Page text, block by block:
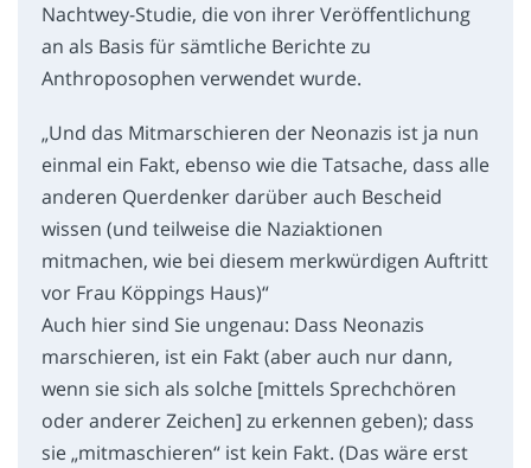
Nachtwey-Studie, die von ihrer Veröffentlichung
an als Basis für sämtliche Berichte zu
Anthroposophen verwendet wurde.
„Und das Mitmarschieren der Neonazis ist ja nun
einmal ein Fakt, ebenso wie die Tatsache, dass alle
anderen Querdenker darüber auch Bescheid
wissen (und teilweise die Naziaktionen
mitmachen, wie bei diesem merkwürdigen Auftritt
vor Frau Köppings Haus)“
Auch hier sind Sie ungenau: Dass Neonazis
marschieren, ist ein Fakt (aber auch nur dann,
wenn sie sich als solche [mittels Sprechchören
oder anderer Zeichen] zu erkennen geben); dass
sie „mitmaschieren“ ist kein Fakt. (Das wäre erst